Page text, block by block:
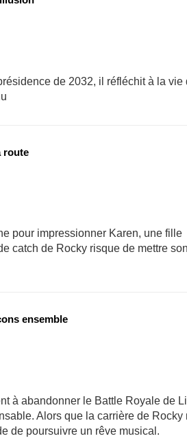
de 2032, il réfléchit à la vie
route
pour impressionner Karen, une fille
catch de Rocky risque de mettre
ensemble
à abandonner le Battle Royale de
Alors que la carrière de Rocky
de poursuivre un rêve musical.